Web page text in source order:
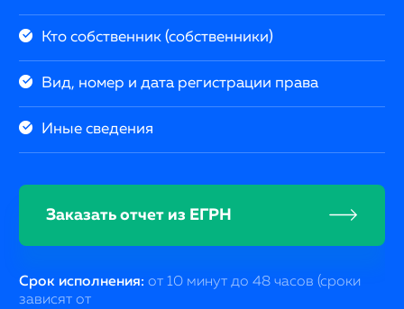
Кто собственник (собственники)
Вид, номер и дата регистрации права
Иные сведения
Заказать отчет из ЕГРН
Срок исполнения: от 10 минут до 48 часов (сроки
зависят от